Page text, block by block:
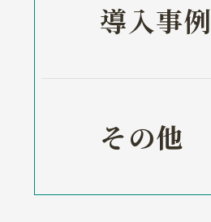
導入事例
その他